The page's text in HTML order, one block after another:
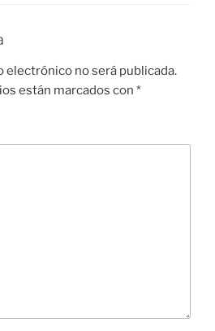
electrónico no será publicada.
están marcados con *